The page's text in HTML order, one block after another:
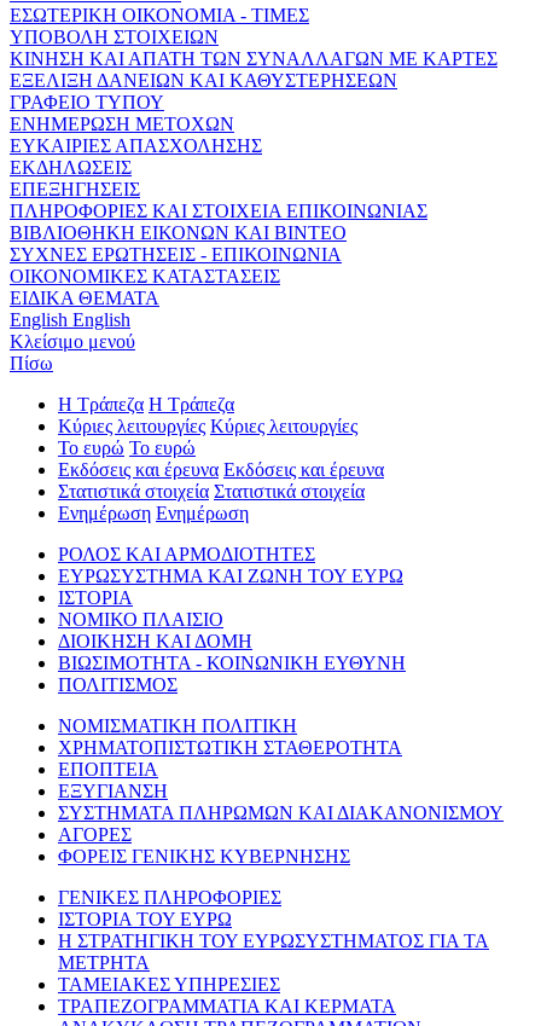
ΕΣΩΤΕΡΙΚΗ ΟΙΚΟΝΟΜΙΑ - ΤΙΜΕΣ
ΥΠΟΒΟΛΗ ΣΤΟΙΧΕΙΩΝ
ΚΙΝΗΣΗ ΚΑΙ ΑΠΑΤΗ ΤΩΝ ΣΥΝΑΛΛΑΓΩΝ ΜΕ ΚΑΡΤΕΣ
ΕΞΕΛΙΞΗ ΔΑΝΕΙΩΝ ΚΑΙ ΚΑΘΥΣΤΕΡΗΣΕΩΝ
ΓΡΑΦΕΙΟ ΤΥΠΟΥ
ΕΝΗΜΕΡΩΣΗ ΜΕΤΟΧΩΝ
ΕΥΚΑΙΡΙΕΣ ΑΠΑΣΧΟΛΗΣΗΣ
ΕΚΔΗΛΩΣΕΙΣ
ΕΠΕΞΗΓΗΣΕΙΣ
ΠΛΗΡΟΦΟΡΙΕΣ ΚΑΙ ΣΤΟΙΧΕΙΑ ΕΠΙΚΟΙΝΩΝΙΑΣ
ΒΙΒΛΙΟΘΗΚΗ ΕΙΚΟΝΩΝ ΚΑΙ ΒΙΝΤΕΟ
ΣΥΧΝΕΣ ΕΡΩΤΗΣΕΙΣ - ΕΠΙΚΟΙΝΩΝΙΑ
ΟΙΚΟΝΟΜΙΚΕΣ ΚΑΤΑΣΤΑΣΕΙΣ
ΕΙΔΙΚΑ ΘΕΜΑΤΑ
English English
Κλείσιμο μενού
Πίσω
Η Τράπεζα Η Τράπεζα
Κύριες λειτουργίες Κύριες λειτουργίες
Το ευρώ Το ευρώ
Εκδόσεις και έρευνα Εκδόσεις και έρευνα
Στατιστικά στοιχεία Στατιστικά στοιχεία
Ενημέρωση Ενημέρωση
ΡΟΛΟΣ ΚΑΙ ΑΡΜΟΔΙΟΤΗΤΕΣ
ΕΥΡΩΣΥΣΤΗΜΑ ΚΑΙ ΖΩΝΗ ΤΟΥ ΕΥΡΩ
ΙΣΤΟΡΙΑ
ΝΟΜΙΚΟ ΠΛΑΙΣΙΟ
ΔΙΟΙΚΗΣΗ ΚΑΙ ΔΟΜΗ
ΒΙΩΣΙΜΟΤΗΤΑ - ΚΟΙΝΩΝΙΚΗ ΕΥΘΥΝΗ
ΠΟΛΙΤΙΣΜΟΣ
ΝΟΜΙΣΜΑΤΙΚΗ ΠΟΛΙΤΙΚΗ
ΧΡΗΜΑΤΟΠΙΣΤΩΤΙΚΗ ΣΤΑΘΕΡΟΤΗΤΑ
ΕΠΟΠΤΕΙΑ
ΕΞΥΓΙΑΝΣΗ
ΣΥΣΤΗΜΑΤΑ ΠΛΗΡΩΜΩΝ ΚΑΙ ΔΙΑΚΑΝΟΝΙΣΜΟΥ
ΑΓΟΡΕΣ
ΦΟΡΕΙΣ ΓΕΝΙΚΗΣ ΚΥΒΕΡΝΗΣΗΣ
ΓΕΝΙΚΕΣ ΠΛΗΡΟΦΟΡΙΕΣ
ΙΣΤΟΡΙΑ ΤΟΥ ΕΥΡΩ
Η ΣΤΡΑΤΗΓΙΚΗ ΤΟΥ ΕΥΡΩΣΥΣΤΗΜΑΤΟΣ ΓΙΑ ΤΑ
ΜΕΤΡΗΤΑ
ΤΑΜΕΙΑΚΕΣ ΥΠΗΡΕΣΙΕΣ
ΤΡΑΠΕΖΟΓΡΑΜΜΑΤΙΑ ΚΑΙ ΚΕΡΜΑΤΑ